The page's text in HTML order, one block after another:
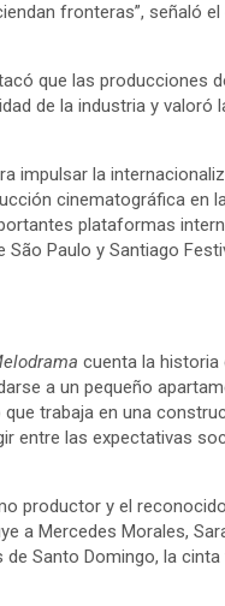
fronteras”, señaló
que las producciones
de la industria y valoró
impulsar la
cinematográfica en
plataformas
Paulo y Santiago
cuenta la historia
a un pequeño
trabaja en una
entre las expectativas
productor y el
a Mercedes Morales,
Santo Domingo, la